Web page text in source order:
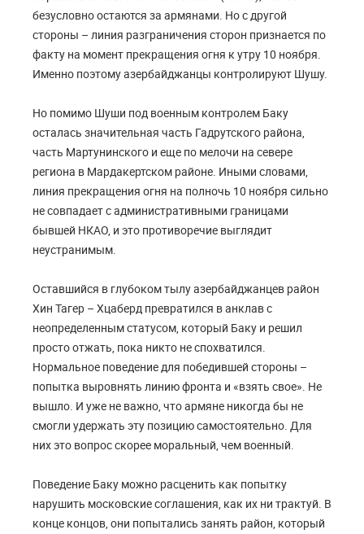
безусловно остаются за армянами. Но с другой
стороны – линия разграничения сторон признается по
факту на момент прекращения огня к утру 10 ноября.
Именно поэтому азербайджанцы контролируют Шушу.
Но помимо Шуши под военным контролем Баку
осталась значительная часть Гадрутского района,
часть Мартунинского и еще по мелочи на севере
региона в Мардакертском районе. Иными словами,
линия прекращения огня на полночь 10 ноября сильно
не совпадает с административными границами
бывшей НКАО, и это противоречие выглядит
неустранимым.
Оставшийся в глубоком тылу азербайджанцев район
Хин Тагер – Хцаберд превратился в анклав с
неопределенным статусом, который Баку и решил
просто отжать, пока никто не спохватился.
Нормальное поведение для победившей стороны –
попытка выровнять линию фронта и «взять свое». Не
вышло. И уже не важно, что армяне никогда бы не
смогли удержать эту позицию самостоятельно. Для
них это вопрос скорее моральный, чем военный.
Поведение Баку можно расценить как попытку
нарушить московские соглашения, как их ни трактуй. В
конце концов, они попытались занять район, который